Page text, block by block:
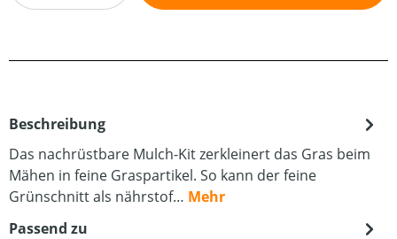
Beschreibung
Das nachrüstbare Mulch-Kit zerkleinert das Gras beim
Mähen in feine Graspartikel. So kann der feine
Grünschnitt als nährstof… Mehr
Passend zu